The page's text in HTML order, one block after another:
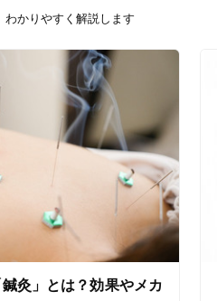
当日予約
往療あり
個室完備
かりやすく解説します
灸」とは？効果やメカ